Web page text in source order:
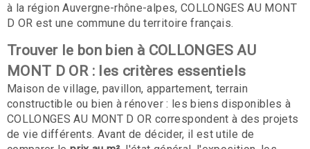
à la région Auvergne-rhône-alpes, COLLONGES AU MONT
D OR est une commune du territoire français.
Trouver le bon bien à COLLONGES AU
MONT D OR : les critères essentiels
Maison de village, pavillon, appartement, terrain
constructible ou bien à rénover : les biens disponibles à
COLLONGES AU MONT D OR correspondent à des projets
de vie différents. Avant de décider, il est utile de